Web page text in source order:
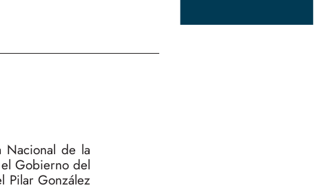
Nacional de la
Gobierno del
Pilar González